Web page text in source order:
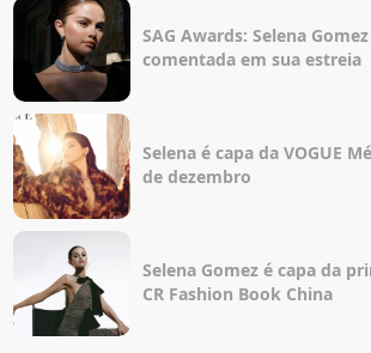
SAG Awards: Selena
comentada em sua estreia
Selena é capa da VOGUE
de dezembro
Selena Gomez é capa da
CR Fashion Book China